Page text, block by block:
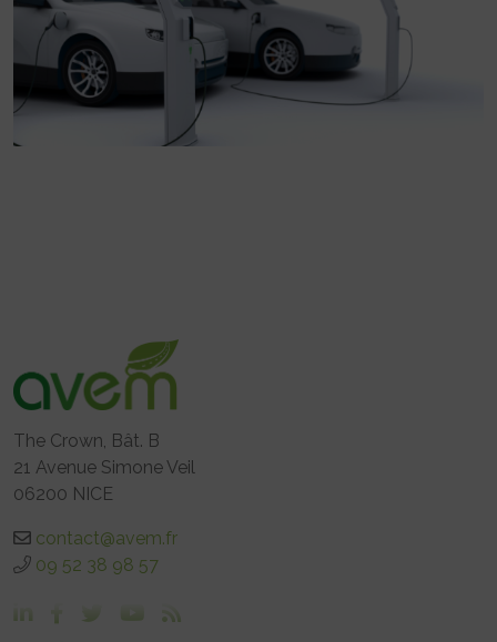
The Crown, Bât. B
21 Avenue Simone Veil
06200 NICE
contact@avem.fr
09 52 38 98 57